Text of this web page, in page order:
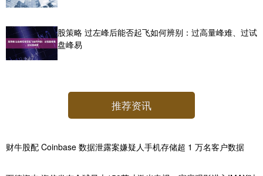
股策略 过左峰后能否起飞如何辨别：过高量峰难、过试
盘峰易
推荐资讯
财牛股配 Coinbase 数据泄露案嫌疑人手机存储超 1 万名客户数据